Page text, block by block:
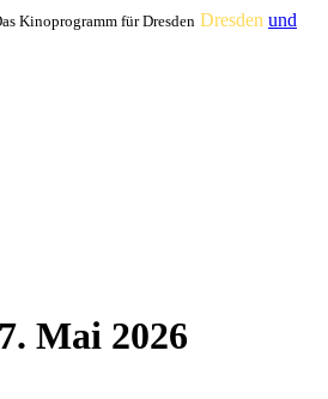
Kinoprogramm für Dresden Dresden und
Mai 2026